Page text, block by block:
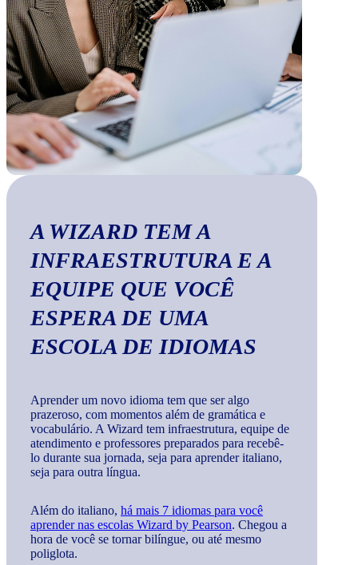
A WIZARD TEM A
INFRAESTRUTURA E A
EQUIPE QUE VOCÊ
ESPERA DE UMA
ESCOLA DE IDIOMAS
Aprender um novo idioma tem que ser algo
prazeroso, com momentos além de gramática e
vocabulário. A Wizard tem infraestrutura, equipe de
atendimento e professores preparados para recebê-
lo durante sua jornada, seja para aprender italiano,
seja para outra língua.
Além do italiano, há mais 7 idiomas para você
aprender nas escolas Wizard by Pearson. Chegou a
hora de você se tornar bilíngue, ou até mesmo
poliglota.